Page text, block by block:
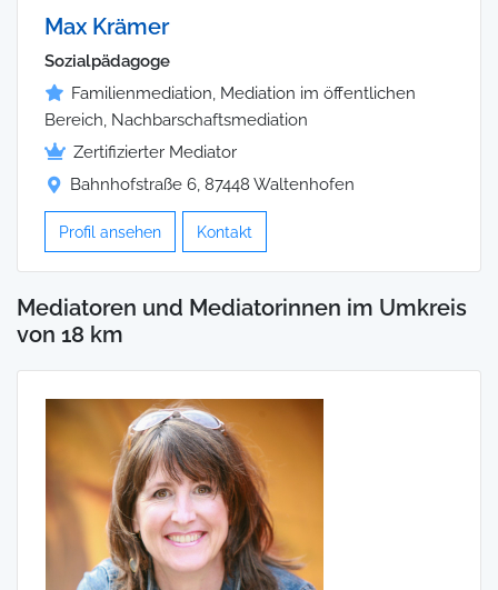
Max Krämer
Sozialpädagoge
Familienmediation, Mediation im öffentlichen
Bereich, Nachbarschaftsmediation
Zertifizierter Mediator
Bahnhofstraße 6, 87448 Waltenhofen
Profil ansehen Kontakt
Mediatoren und Mediatorinnen im Umkreis
von 18 km